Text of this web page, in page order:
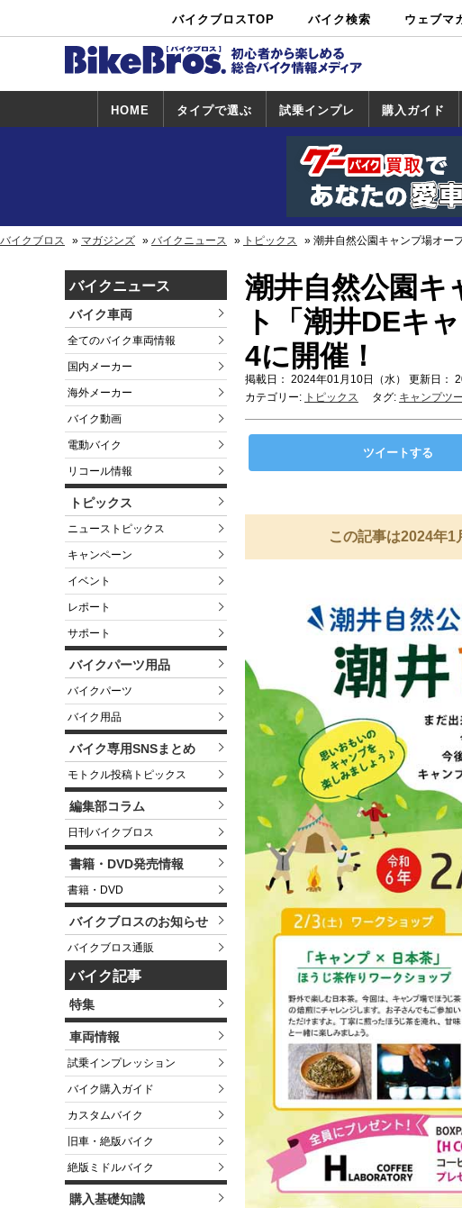
バイクブロスTOP バイク検索
中古バイ
ク・新車検
カタログ検
索
ショップ検
索
ウェブマ
HOME タイプで選ぶ 試乗インプレ
試乗インプレ
一覧
ホンダ
ヤマハ
スズキ
カワサキ
ハーレー
BMW
トライアンフ
ドゥカティ
購入ガイド
一覧
バイクブロス マガジンズ バイクニュース トピックス 潮井自然公園キャンプ場オー
バイクニュース
バイク車両
全てのバイク車両情報
国内メーカー
海外メーカー
バイク動画
電動バイク
リコール情報
トピックス
ニューストピックス
キャンペーン
イベント
レポート
サポート
バイクパーツ用品
バイクパーツ
バイク用品
バイク専用SNSまとめ
モトクル投稿トピックス
編集部コラム
日刊バイクブロス
書籍・DVD発売情報
書籍・DVD
バイクブロスのお知らせ
バイクブロス通販
バイク記事
特集
車両情報
試乗インプレッション
バイク購入ガイド
カスタムバイク
旧車・絶版バイク
絶版ミドルバイク
購入基礎知識
潮井自然公園キ
ト「潮井DEキ
4に開催！
掲載日： 2024年01月10日（水） 更新日：
カテゴリー: トピックス タグ: キャンプツ
ツイートする
この記事は2024年1